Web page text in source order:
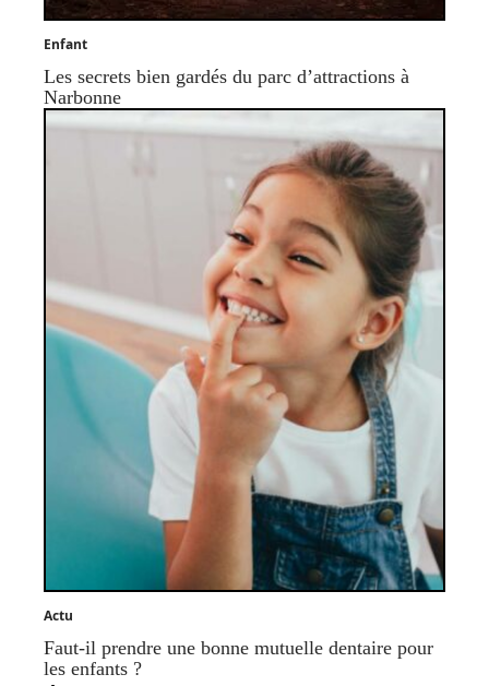
Enfant
Les secrets bien gardés du parc d’attractions à
Narbonne
Actu
Faut-il prendre une bonne mutuelle dentaire pour
les enfants ?